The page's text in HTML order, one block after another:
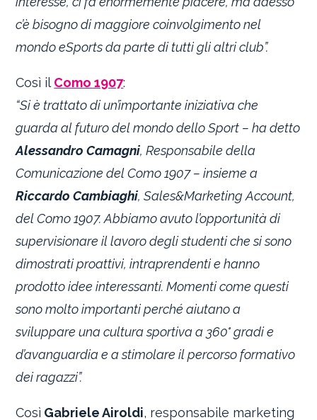
c’è bisogno di maggiore coinvolgimento nel
mondo eSports da parte di tutti gli altri club”.
Così il Como 1907:
“Si è trattato di un’importante iniziativa che
guarda al futuro del mondo dello Sport – ha detto
Alessandro Camagni, Responsabile della
Comunicazione del Como 1907 – insieme a
Riccardo Cambiaghi, Sales&Marketing Account,
del Como 1907. Abbiamo avuto l’opportunità di
supervisionare il lavoro degli studenti che si sono
dimostrati proattivi, intraprendenti e hanno
prodotto idee interessanti. Momenti come questi
sono molto importanti perché aiutano a
sviluppare una cultura sportiva a 360° gradi e
d’avanguardia e a stimolare il percorso formativo
dei ragazzi”.
Così Gabriele Airoldi, responsabile marketing